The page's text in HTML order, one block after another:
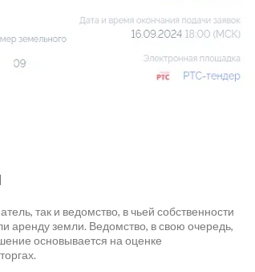
так и ведомство, в чьей собственности
аренду земли. Ведомство, в свою очередь,
основывается на оценке